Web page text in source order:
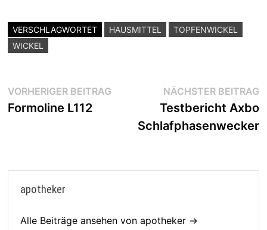
e
b
o
k
er s
p
n
VERSCHLAGWORTET HAUSMITTEL
TOPFENWICKEL
WICKEL
Beitragsnavigation
VORHERIGER BEITRAGVorheriger
Formoline L112
NÄCHSTER BEITRAG
Testbericht Axbo
Schlafphasenwecker
apotheker
Alle Beiträge ansehen von apotheker →